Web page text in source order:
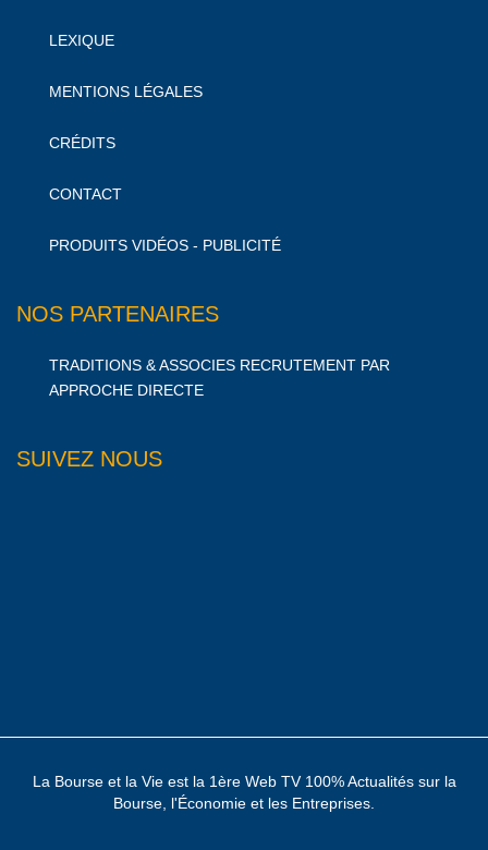
LEXIQUE
MENTIONS LÉGALES
CRÉDITS
CONTACT
PRODUITS VIDÉOS - PUBLICITÉ
NOS PARTENAIRES
TRADITIONS & ASSOCIES RECRUTEMENT PAR
APPROCHE DIRECTE
SUIVEZ NOUS
La Bourse et la Vie est la 1ère Web TV 100% Actualités sur la
Bourse, l'Économie et les Entreprises.